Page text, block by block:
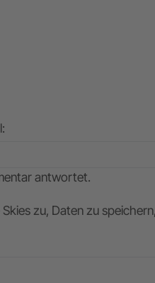
:
antwortet.
zu, Daten zu